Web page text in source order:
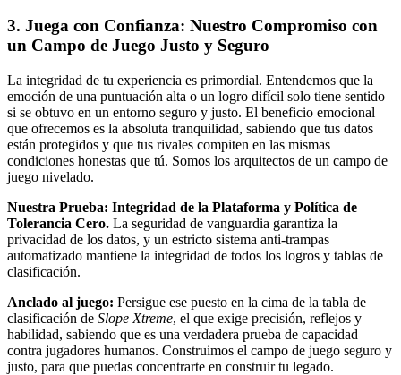
3. Juega con Confianza: Nuestro Compromiso con
un Campo de Juego Justo y Seguro
La integridad de tu experiencia es primordial. Entendemos que la
emoción de una puntuación alta o un logro difícil solo tiene sentido
si se obtuvo en un entorno seguro y justo. El beneficio emocional
que ofrecemos es la absoluta tranquilidad, sabiendo que tus datos
están protegidos y que tus rivales compiten en las mismas
condiciones honestas que tú. Somos los arquitectos de un campo de
juego nivelado.
Nuestra Prueba: Integridad de la Plataforma y Política de
Tolerancia Cero. La seguridad de vanguardia garantiza la
privacidad de los datos, y un estricto sistema anti-trampas
automatizado mantiene la integridad de todos los logros y tablas de
clasificación.
Anclado al juego: Persigue ese puesto en la cima de la tabla de
clasificación de Slope Xtreme, el que exige precisión, reflejos y
habilidad, sabiendo que es una verdadera prueba de capacidad
contra jugadores humanos. Construimos el campo de juego seguro y
justo, para que puedas concentrarte en construir tu legado.